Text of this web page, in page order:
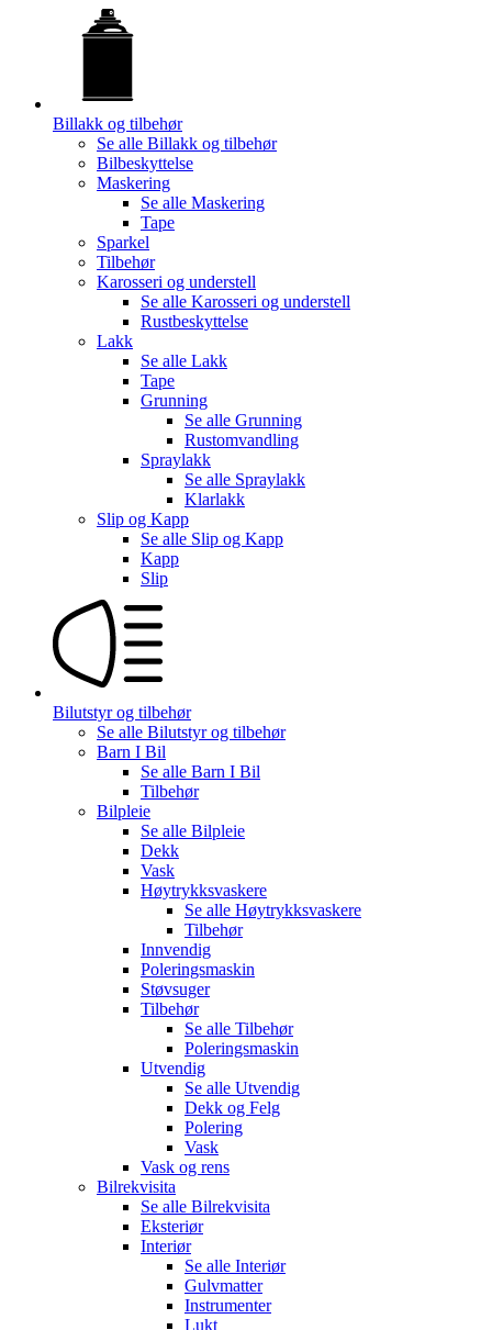
Billakk og tilbehør
Se alle Billakk og tilbehør
Bilbeskyttelse
Maskering
Se alle Maskering
Tape
Sparkel
Tilbehør
Karosseri og understell
Se alle Karosseri og understell
Rustbeskyttelse
Lakk
Se alle Lakk
Tape
Grunning
Se alle Grunning
Rustomvandling
Spraylakk
Se alle Spraylakk
Klarlakk
Slip og Kapp
Se alle Slip og Kapp
Kapp
Slip
Bilutstyr og tilbehør
Se alle Bilutstyr og tilbehør
Barn I Bil
Se alle Barn I Bil
Tilbehør
Bilpleie
Se alle Bilpleie
Dekk
Vask
Høytrykksvaskere
Se alle Høytrykksvaskere
Tilbehør
Innvendig
Poleringsmaskin
Støvsuger
Tilbehør
Se alle Tilbehør
Poleringsmaskin
Utvendig
Se alle Utvendig
Dekk og Felg
Polering
Vask
Vask og rens
Bilrekvisita
Se alle Bilrekvisita
Eksteriør
Interiør
Se alle Interiør
Gulvmatter
Instrumenter
Lukt